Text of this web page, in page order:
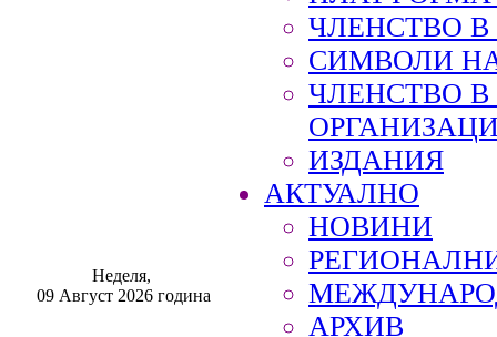
Неделя,
09 Август 2026 година
ЧЛЕНСТВО В
СИМВОЛИ
ЧЛЕНСТВО
ИЗДАНИЯ
АКТУАЛНО
НОВИНИ
АРХИВ